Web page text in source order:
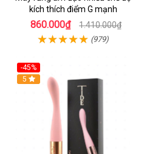
kích thích điểm G mạnh
860.000₫ 1.410.000₫
(979)
-45%
Hot
5